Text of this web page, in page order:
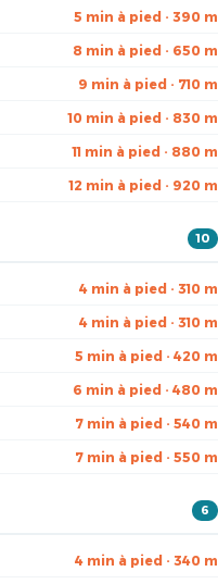
5 min à pied · 390 m
8 min à pied · 650 m
9 min à pied · 710 m
10 min à pied · 830 m
11 min à pied · 880 m
12 min à pied · 920 m
10
4 min à pied · 310 m
4 min à pied · 310 m
5 min à pied · 420 m
6 min à pied · 480 m
7 min à pied · 540 m
7 min à pied · 550 m
6
4 min à pied · 340 m